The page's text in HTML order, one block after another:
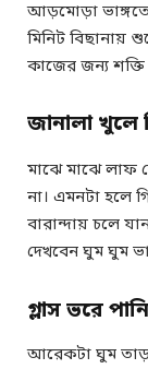
আড়মোড়া ভাঙ্গতে
মিনিট বিছানায়
কাজের জন্য শক্তি
জানালা খুলে
মাঝে মাঝে লাফ
না। এমনটা হলে
বারান্দায় চলে
দেখবেন ঘুম ঘুম
গ্লাস ভরে
আরেকটা ঘুম